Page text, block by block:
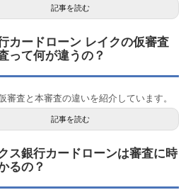
記事を読む
カードローン レイクの仮審査
って何が違うの？
審査と本審査の違いを紹介しています。
記事を読む
ス銀行カードローンは審査に時
るの？